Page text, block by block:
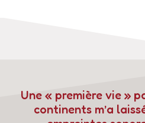
Une « première vie »
continents m’a